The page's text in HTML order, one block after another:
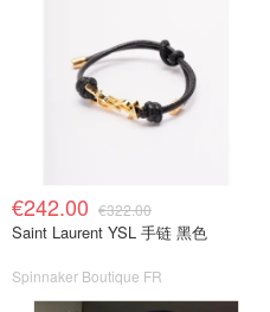
€242.00 €322.00
Saint Laurent YSL 手链 黑色
Spinnaker Boutique FR